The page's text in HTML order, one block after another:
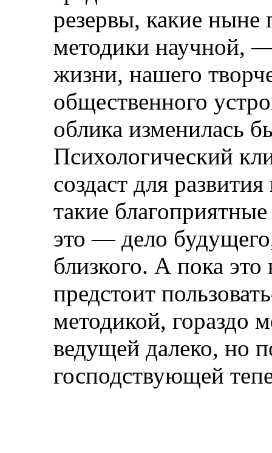
резервы, какие
методики научной,
жизни, нашего
общественного
облика изменилась
Психологический
создаст для
такие
это — дело
близкого. А пока
предстоит
методикой, гораздо
ведущей далеко, но
господствующей